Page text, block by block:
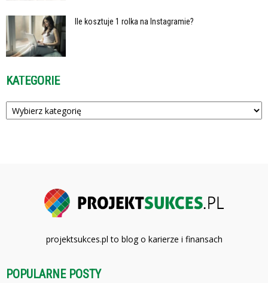
Ile kosztuje 1 rolka na Instagramie?
KATEGORIE
Kategorie
projektsukces.pl to blog o karierze i finansach
POPULARNE POSTY